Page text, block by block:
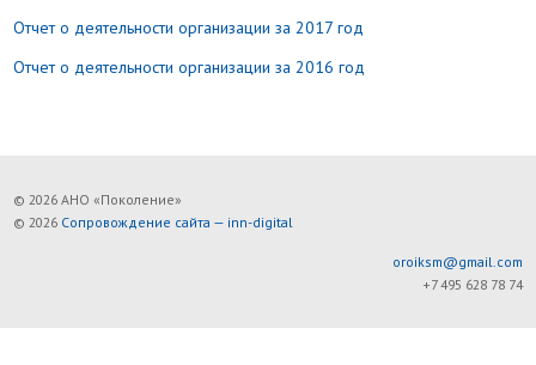
Отчет о деятельности организации за 2017 год
Отчет о деятельности организации за 2016 год
© 2026 АНО «Поколение»
© 2026 Сопровождение сайта — inn-digital
oroiksm@gmail.com
+7 495 628 78 74